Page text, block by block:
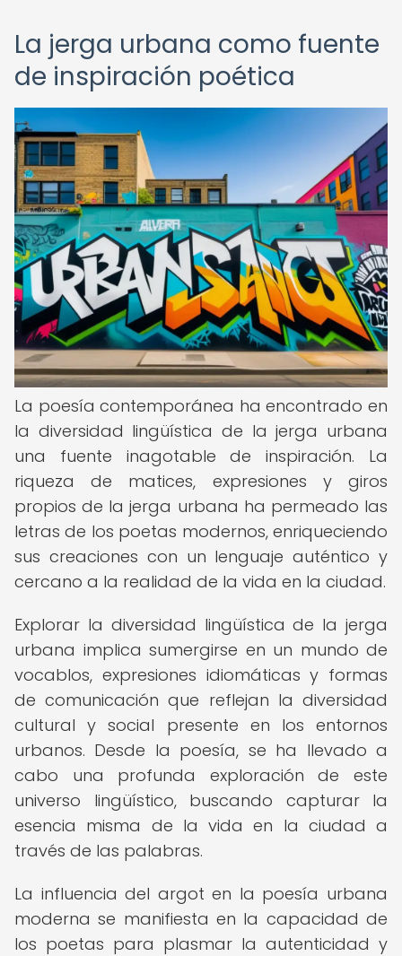
La jerga urbana como fuente
de inspiración poética
La poesía contemporánea ha encontrado en
la diversidad lingüística de la jerga urbana
una fuente inagotable de inspiración. La
riqueza de matices, expresiones y giros
propios de la jerga urbana ha permeado las
letras de los poetas modernos, enriqueciendo
sus creaciones con un lenguaje auténtico y
cercano a la realidad de la vida en la ciudad.
Explorar la diversidad lingüística de la jerga
urbana implica sumergirse en un mundo de
vocablos, expresiones idiomáticas y formas
de comunicación que reflejan la diversidad
cultural y social presente en los entornos
urbanos. Desde la poesía, se ha llevado a
cabo una profunda exploración de este
universo lingüístico, buscando capturar la
esencia misma de la vida en la ciudad a
través de las palabras.
La influencia del argot en la poesía urbana
moderna se manifiesta en la capacidad de
los poetas para plasmar la autenticidad y